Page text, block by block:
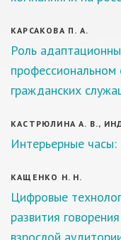
КАРСАКОВА П. А.
Роль
профессиональном
гражданских
КАСТРЮЛИНА А. В.,
Интерьерные
КАЩЕНКО Н. Н.
Цифровые
развития